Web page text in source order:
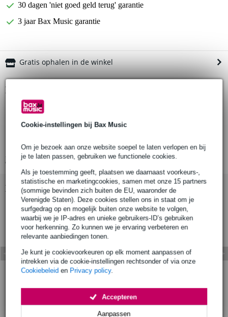
Cookie-instellingen bij Bax Music
Om je bezoek aan onze website soepel te laten verlopen en bij
je te laten passen, gebruiken we functionele cookies.
Als je toestemming geeft, plaatsen we daarnaast voorkeurs-,
statistische en marketingcookies, samen met onze 15 partners
(sommige bevinden zich buiten de EU, waaronder de
Verenigde Staten). Deze cookies stellen ons in staat om je
surfgedrag op en mogelijk buiten onze website te volgen,
waarbij we je IP-adres en unieke gebruikers-ID’s gebruiken
voor herkenning. Zo kunnen we je ervaring verbeteren en
relevante aanbiedingen tonen.
Je kunt je cookievoorkeuren op elk moment aanpassen of
intrekken via de cookie-instellingen rechtsonder of via onze
Cookiebeleid en Privacy policy.
Aanpassen
Accepteren
30 dagen 'niet goed geld terug' garantie
3 jaar Bax Music garantie
Gratis ophalen in de winkel
Productinformatie
adapterplaat
geschikt in combinatie met Triad-Orbit SM-UM1 universele
muurbeugel
geschikt voor het ophangen van Kali Audio LP6 studiomonitoren
Bekijk alle productspecificaties
Bekijk ook eens (2)